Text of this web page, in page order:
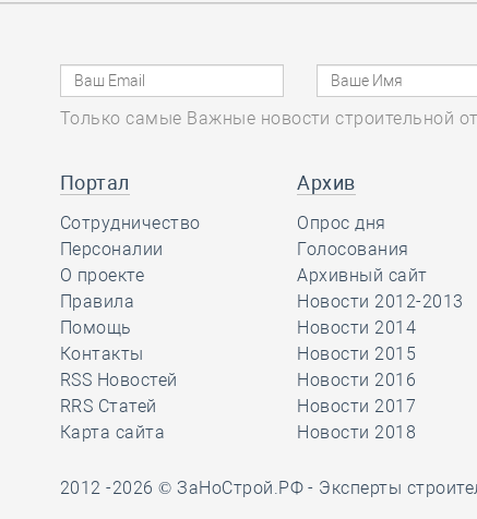
партнёром краевого конкурса
инициатор которого – член этой же
Ассоциации
В строительный полдень. Свыше
1.200 региональных школ
отремонтировали в России в 2022
году
28.12, 11:27 0
Минстрой России оптимизирует
процедуры в строительстве при
реализации инвестиционных
Только самые Важные новости строительной
Портал
Сотрудничество
Персоналии
О проекте
Правила
Помощь
Контакты
RSS Новостей
RRS Статей
Карта сайта
Архив
Опрос дня
Голосования
Архивный сайт
Новости 2012-2013
Новости 2014
Новости 2015
Новости 2016
Новости 2017
Новости 2018
2012 -2026 © ЗаНоСтрой.РФ - Эксперты